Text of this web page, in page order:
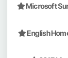
Microsoft
English